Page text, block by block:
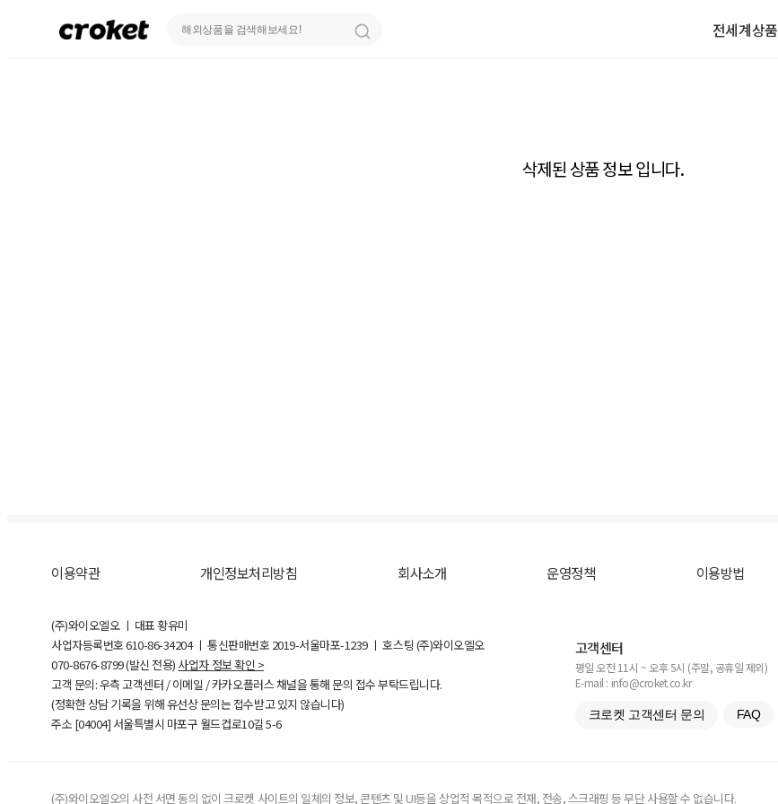
전세계상품
삭제된 상품 정보 입니다.
이용약관 개인정보처리방침 회사소개 운영정책 이용방법
(주)와이오엘오 ㅣ 대표 황유미
사업자등록번호610-86-34204ㅣ 통신판매번호 2019-서울마포-1239 ㅣ 호스팅 (주)와이오엘오
070-8676-8799 (발신 전용) 사업자 정보 확인 >
고객 문의: 우측 고객센터 / 이메일 / 카카오플러스 채널을 통해 문의 접수 부탁드립니다.
(정확한 상담 기록을 위해 유선상 문의는 접수받고 있지 않습니다)
주소 [04004] 서울특별시 마포구 월드컵로10길5-6
고객센터
평일 오전 11시 ~ 오후 5시 (주말, 공휴일 제외)
E-mail : info@croket.co.kr
크로켓 고객센터 문의 FAQ
(주)와이오엘오의 사전 서면 동의 없이 크로켓 사이트의 일체의 정보, 콘텐츠 및 UI등을 상업적 목적으로 전재, 전송, 스크래핑 등 무단 사용할 수 없습니다.